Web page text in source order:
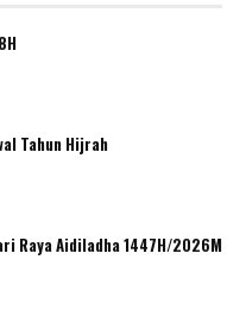
Tahun Hijrah
Raya Aidiladha 1447H/2026M